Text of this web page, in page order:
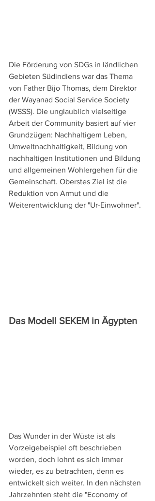
Die Förderung von SDGs in ländlichen
Gebieten Südindiens war das Thema
von Father Bijo Thomas, dem Direktor
der Wayanad Social Service Society
(WSSS). Die unglaublich vielseitige
Arbeit der Community basiert auf vier
Grundzügen: Nachhaltigem Leben,
Umweltnachhaltigkeit, Bildung von
nachhaltigen Institutionen und Bildung
und allgemeinen Wohlergehen für die
Gemeinschaft. Oberstes Ziel ist die
Reduktion von Armut und die
Weiterentwicklung der "Ur-Einwohner".
Das Modell SEKEM in Ägypten
Das Wunder in der Wüste ist als
Vorzeigebeispiel oft beschrieben
worden, doch lohnt es sich immer
wieder, es zu betrachten, denn es
entwickelt sich weiter. In den nächsten
Jahrzehnten steht die "Economy of